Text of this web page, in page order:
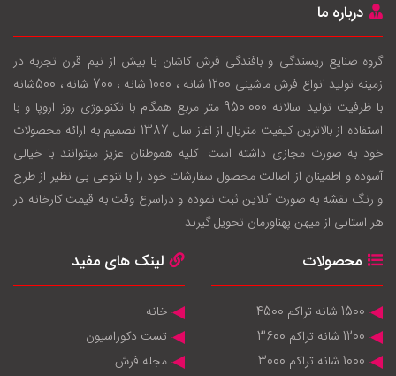
درباره ما
گروه صنایع ریسندگی و بافندگی فرش کاشان با بيش از نيم قرن تجربه در
زمينه توليد انواع فرش ماشینی 1200 شانه ، 1000 شانه ، 700 شانه ، 500شانه
با ظرفيت توليد سالانه 950.000 متر مربع همگام با تکنولوژی روز اروپا و با
استفاده از بالاترين کيفيت متريال از اغاز سال 1387 تصميم به ارائه محصولات
خود به صورت مجازی داشته است .کليه هموطنان عزيز ميتوانند با خيالی
آسوده و اطمينان از اصالت محصول سفارشات خود را با تنوعی بی نظير از طرح
و رنگ نقشه به صورت آنلاين ثبت نموده و دراسرع وقت به قيمت کارخانه در
هر استانی از ميهن پهناورمان تحويل گيرند.
محصولات
1500 شانه تراکم 4500
1200 شانه تراکم 3600
1000 شانه تراکم 3000
لینک های مفید
خانه
تست دکوراسیون
مجله فرش